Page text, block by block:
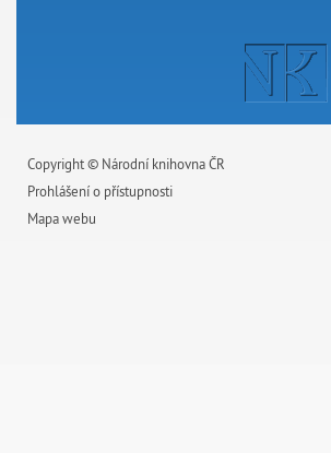
Copyright © Národní knihovna ČR
Prohlášení o přístupnosti
Mapa webu